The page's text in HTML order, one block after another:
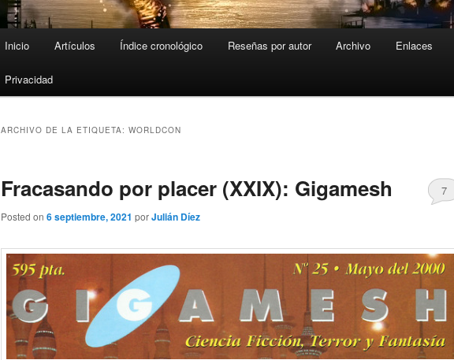
Inicio Artículos Índice cronológico Reseñas por autor Archivo Enlaces
Privacidad
ARCHIVO DE LA ETIQUETA: WORLDCON
Fracasando por placer (XXIX): Gigamesh
Posted on 6 septiembre, 2021 porJulián Díez
7